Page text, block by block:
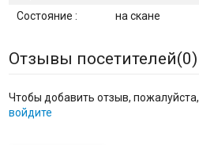
Состояние :
на скане
Отзывы посетителей(0)
Чтобы добавить отзыв, пожалуйста,
войдите